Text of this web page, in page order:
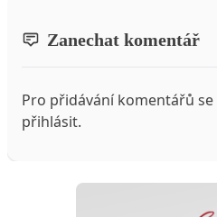
Zanechat komentář
Pro přidávání komentářů
přihlásit.